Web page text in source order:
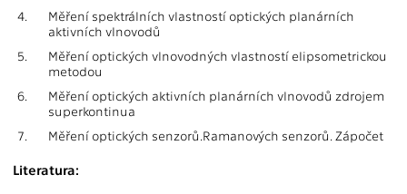
4.
Měření spektrálních vlastností optických planárních
aktivních vlnovodů
5.
Měření optických vlnovodných vlastností elipsometrickou
metodou
6.
Měření optických aktivních planárních vlnovodů zdrojem
superkontinua
7.
Měření optických senzorů.Ramanových senzorů. Zápočet
Literatura: